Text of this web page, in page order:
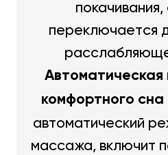
переключается
комфортного сна
автоматический
массажа, включит